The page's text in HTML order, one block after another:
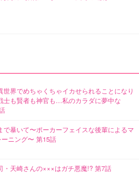
世界でめちゃくちゃイカせられることになり
士も賢者も神官も…私のカラダに夢中な
で暴いて〜ポーカーフェイスな後輩によるマ
ニング〜 第15話
・天崎さんの×××はガチ悪魔!? 第7話